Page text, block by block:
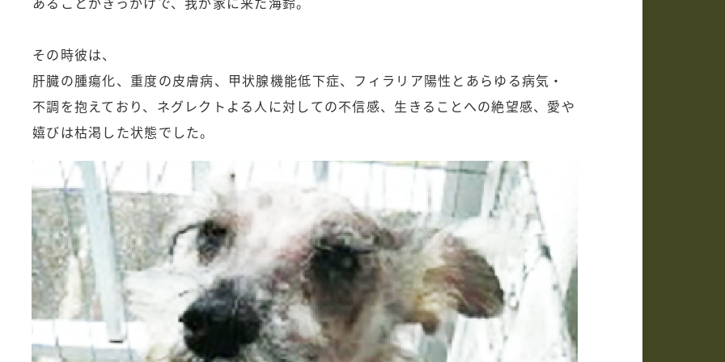
その時彼は、
肝臓の腫瘍化、重度の皮膚病、甲状腺機能低下症、フィラリア陽性とあらゆる病気・
不調を抱えており、ネグレクトよる人に対しての不信感、生きることへの絶望感、愛や
嬉びは枯渇した状態でした。